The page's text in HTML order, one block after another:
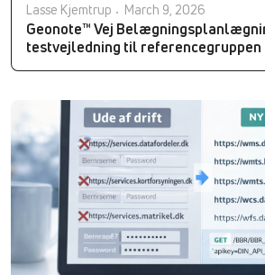
Lasse Kjemtrup March 9, 2026
Geonote™ Vej
testvejledning til referencegruppen